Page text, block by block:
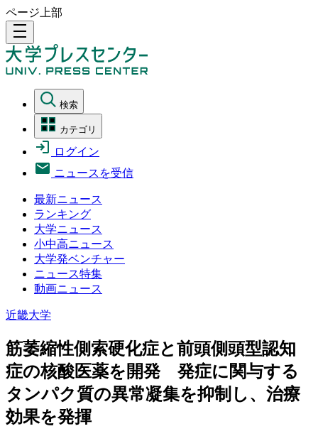
ページ上部
density_medium
検索
カテゴリ
ログイン
ニュースを受信
最新ニュース
ランキング
大学ニュース
小中高ニュース
大学発ベンチャー
ニュース特集
動画ニュース
近畿大学
筋萎縮性側索硬化症と前頭側頭型認知
症の核酸医薬を開発 発症に関与する
タンパク質の異常凝集を抑制し、治療
効果を発揮